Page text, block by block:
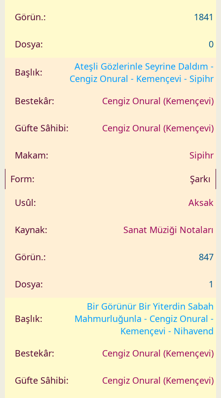
1841
0
Ateşli Gözlerinle Seyrine Daldım -
Cengiz Onural - Kemençevi - Sipihr
Cengiz Onural (Kemençevi)
Cengiz Onural (Kemençevi)
Sipihr
Şarkı
Aksak
Sanat Müziği Notaları
847
1
Bir Görünür Bir Yiterdin Sabah
Mahmurluğunla - Cengiz Onural -
Kemençevi - Nihavend
Cengiz Onural (Kemençevi)
Cengiz Onural (Kemençevi)